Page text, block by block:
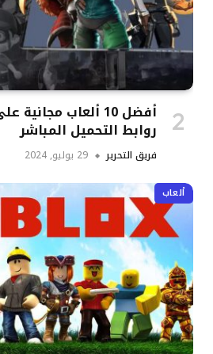
أفضل 10 ألعاب
روابط التحميل المباشر
فريق التحرير 29 يوليو, 2024
ألعاب